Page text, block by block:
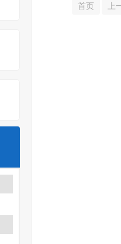
首页 上